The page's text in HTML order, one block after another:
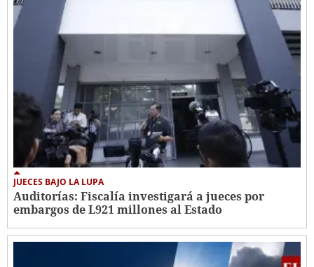
JUECES BAJO LA LUPA
Auditorías: Fiscalía investigará a jueces por
embargos de L921 millones al Estado